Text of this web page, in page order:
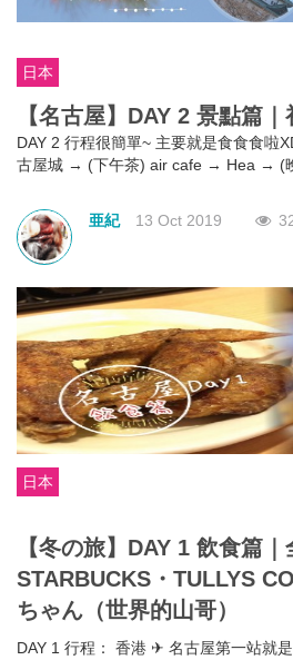
日本
【名古屋】DAY 2 景點篇
DAY 2 行程很簡單~ 主要就是食食食啦
古屋城 → (下午茶) air cafe → Hea → (
城這兩個必去景點中~我們選擇了名古
能代表名古屋的地方!
亜紀 13 Oct 2019
日本
【冬の旅】DAY 1 飲食篇
STARBUCKS・TULLYS
ちゃん（世界的山哥）
DAY 1 行程： 香港 ✈ 名古屋第一站就